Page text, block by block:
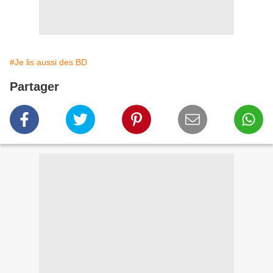
#Je lis aussi des BD
Partager